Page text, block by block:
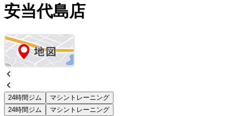
安当代島店
24時間ジム
マシントレーニング
24時間ジム
マシントレーニング